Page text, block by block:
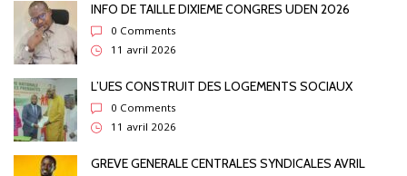
INFO DE TAILLE DIXIEME CONGRES UDEN 2026
0 Comments
11 avril 2026
L’UES CONSTRUIT DES LOGEMENTS SOCIAUX
0 Comments
11 avril 2026
GREVE GENERALE CENTRALES SYNDICALES AVRIL